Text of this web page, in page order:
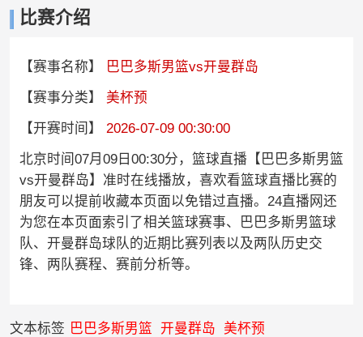
比赛介绍
【赛事名称】
巴巴多斯男篮vs开曼群岛
【赛事分类】
美杯预
【开赛时间】
2026-07-09 00:30:00
北京时间07月09日00:30分，篮球直播【巴巴多斯男篮
vs开曼群岛】准时在线播放，喜欢看篮球直播比赛的
朋友可以提前收藏本页面以免错过直播。24直播网还
为您在本页面索引了相关篮球赛事、巴巴多斯男篮球
队、开曼群岛球队的近期比赛列表以及两队历史交
锋、两队赛程、赛前分析等。
文本标签 巴巴多斯男篮 开曼群岛 美杯预